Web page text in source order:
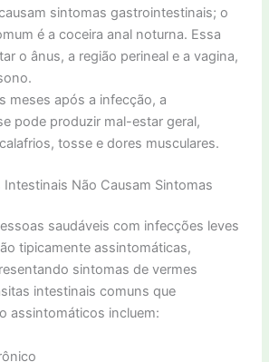
sintomas gastrointestinais; o
é a coceira anal noturna. Essa
o ânus, a região perineal e a vagina,
meses após a infecção, a
pode produzir mal-estar geral,
tosse e dores musculares.
Intestinais Não Causam Sintomas
saudáveis com infecções leves
tipicamente assintomáticas,
sintomas de vermes
intestinais comuns que
assintomáticos incluem: